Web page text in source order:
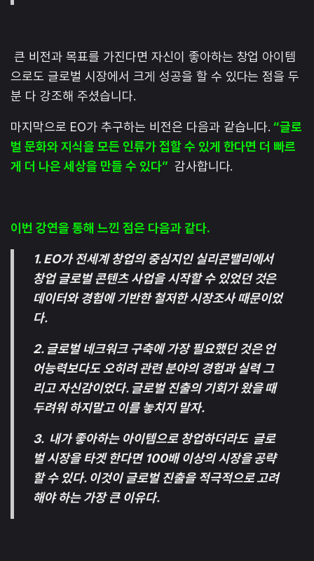
큰 비전과 목표를 가진다면 자신이 좋아하는 창업 아이템
으로도 글로벌 시장에서 크게 성공을 할 수 있다는 점을 두
분 다 강조해 주셨습니다.
마지막으로 EO가 추구하는 비전은 다음과 같습니다. “글로
벌 문화와 지식을 모든 인류가 접할 수 있게 한다면 더 빠르
게 더 나은 세상을 만들 수 있다” 감사합니다.
이번 강연을 통해 느낀 점은 다음과 같다.
1. EO가 전세계 창업의 중심지인 실리콘밸리에서
창업 글로벌 콘텐츠 사업을 시작할 수 있었던 것은
데이터와 경험에 기반한 철저한 시장조사 때문이었
다.
2. 글로벌 네크워크 구축에 가장 필요했던 것은 언
어능력보다도 오히려 관련 분야의 경험과 실력 그
리고 자신감이었다. 글로벌 진출의 기회가 왔을 때
두려워 하지말고 이를 놓치지 말자.
3. 내가 좋아하는 아이템으로 창업하더라도 글로
벌 시장을 타겟 한다면 100배 이상의 시장을 공략
할 수 있다. 이것이 글로벌 진출을 적극적으로 고려
해야 하는 가장 큰 이유다.